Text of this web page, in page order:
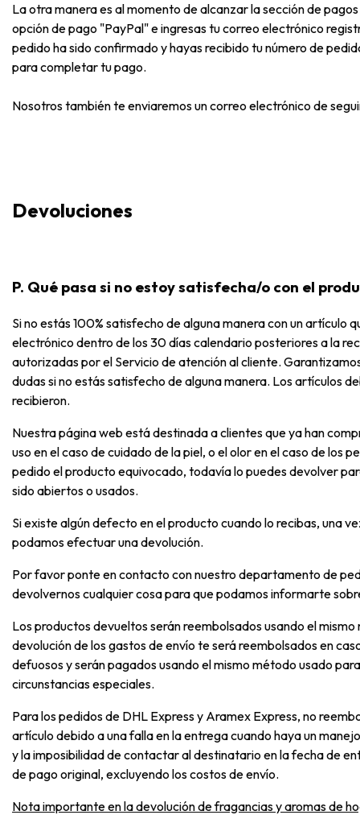
La otra manera es al momento de alcanzar la sección de
opción de pago "PayPal" e ingresas tu correo electrónico
pedido ha sido confirmado y hayas recibido tu número de
para completar tu pago.
Nosotros también te enviaremos un correo electrónico de
Devoluciones
P. Qué pasa si no estoy satisfecha/o con el
Si no estás 100% satisfecho de alguna manera con un artículo
electrónico dentro de los 30 días calendario posteriores a la
autorizadas por el Servicio de atención al cliente.
dudas si no estás satisfecho de alguna manera. Los artículos
recibieron.
Nuestra página web está destinada a clientes que ya han
uso en el caso de cuidado de la piel, o el olor en el caso de los
pedido el producto equivocado, todavía lo puedes devolver
sido abiertos o usados.
Si existe algún defecto en el producto cuando lo recibas, una
podamos efectuar una devolución.
Por favor ponte en contacto con nuestro departamento de
devolvernos cualquier cosa para que podamos informarte
Los productos devueltos serán reembolsados usando el
devolución de los gastos de envío te será reembolsados en
defuosos y serán pagados usando el mismo método usado
circunstancias especiales.
Para los pedidos de DHL Express y Aramex Express, no
artículo debido a una falla en la entrega cuando haya un
y la imposibilidad de contactar al destinatario en la fecha de
de pago original, excluyendo los costos de envío.
Nota importante en la devolución de fragancias y aromas de